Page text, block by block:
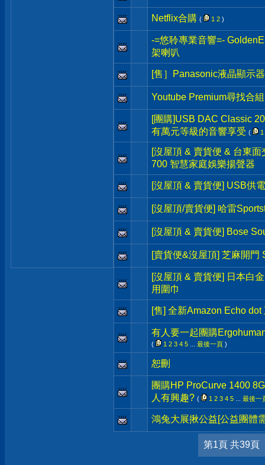
Netflix合購 ( 1 2 )
-=悠聆專業音響=-
架喇叭
[售］Panasonic液晶顯示
Youtube Premium尋找合組
[團購]USB DAC Classic
有萬元等級的音響享受 ( 1
[沒屋頂 & 賣貨便 & 台東
700 智慧家庭娛樂揚聲器
[沒屋頂 & 賣貨便] USB供
[沒屋頂/賣貨便] 哈雷
[沒屋頂 & 賣貨便] Bose
[賣貨便&沒屋頂] 芝麻開門
[沒屋頂 & 賣貨便] 日本白
用圍巾
[售] 全新Amazon Echo
有人要一起團購
( 1 2 3 4 5 最後一頁 )
恕刪
團購HP ProCurve 1400
人有興趣? ( 1 2 3 4 5 最後一
鴻兔大展揪公益[公益團體
第1頁 共39頁